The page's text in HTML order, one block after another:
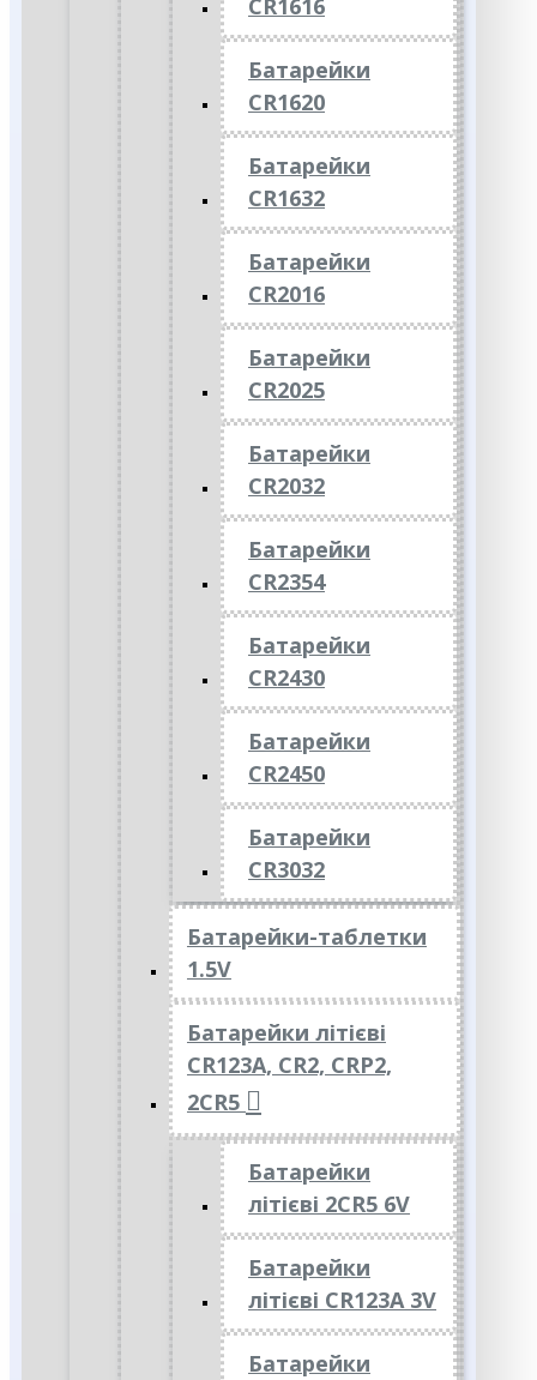
CR1616
Батарейки
CR1620
Батарейки
CR1632
Батарейки
CR2016
Батарейки
CR2025
Батарейки
CR2032
Батарейки
CR2354
Батарейки
CR2430
Батарейки
CR2450
Батарейки
CR3032
Батарейки-таблетки
1.5V
Батарейки літієві
CR123A, CR2, CRP2,
2CR5
Батарейки
літієві 2CR5 6V
Батарейки
літієві CR123A 3V
Батарейки